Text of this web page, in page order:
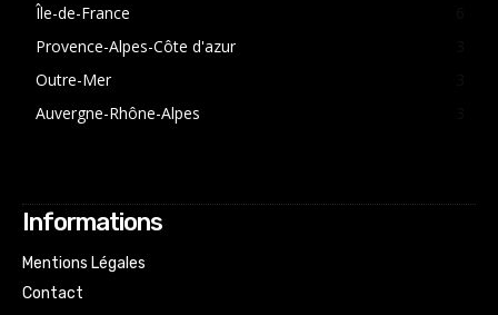
Île-de-France
Provence-Alpes-Côte d'azur
Outre-Mer
Auvergne-Rhône-Alpes
Informations
Mentions Légales
Contact